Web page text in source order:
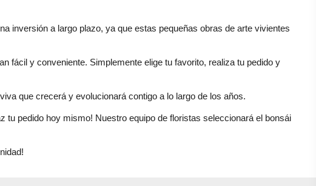
inversión a largo plazo, ya que estas pequeñas obras de arte vivientes
fácil y conveniente. Simplemente elige tu favorito, realiza tu pedido y
que crecerá y evolucionará contigo a lo largo de los años.
tu pedido hoy mismo! Nuestro equipo de floristas seleccionará el bonsái